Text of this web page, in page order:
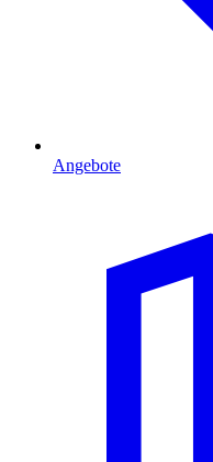
Angebote